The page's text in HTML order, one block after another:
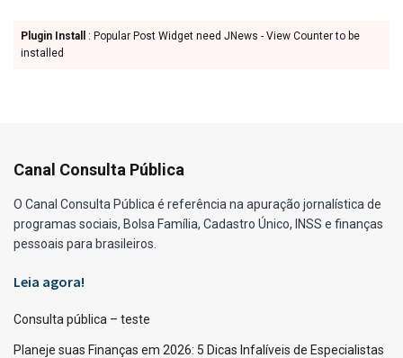
Plugin Install
: Popular Post Widget need JNews - View Counter to be
installed
Canal Consulta Pública
O Canal Consulta Pública é referência na apuração jornalística de
programas sociais, Bolsa Família, Cadastro Único, INSS e finanças
pessoais para brasileiros.
Leia agora!
Consulta pública – teste
Planeje suas Finanças em 2026: 5 Dicas Infalíveis de Especialistas